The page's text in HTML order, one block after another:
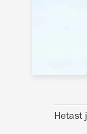
Hetast